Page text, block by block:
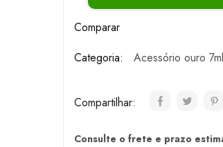
Comparar
Categoria:
Acessório ouro
Compartilhar:
Consulte o frete e prazo